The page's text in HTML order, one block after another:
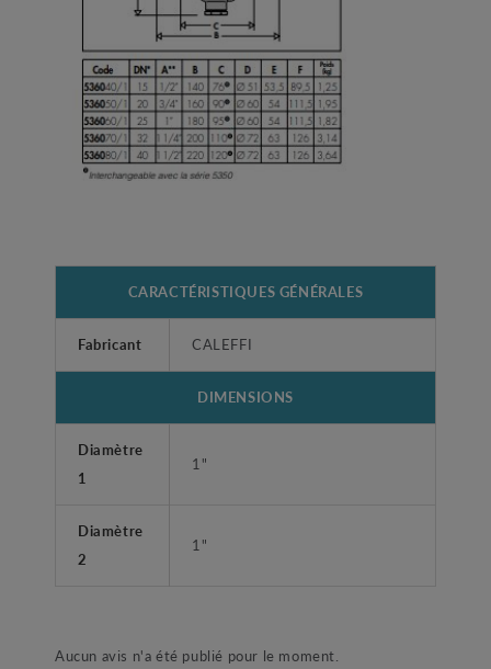
CARACTÉRISTIQUES GÉNÉRALES
Fabricant CALEFFI
DIMENSIONS
Diamètre
1
1"
Diamètre
2
1"
Aucun avis n'a été publié pour le moment.